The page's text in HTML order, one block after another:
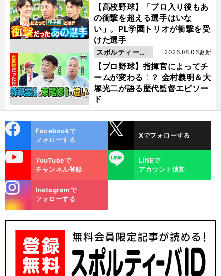
【高校野球】「プロ入り後もあ
の衝撃を超える選手はいな
い」。PL学園トリオが衝撃を受
けた選手
動画
【プロ野球】指揮官によってチ
ームが変わる！？ 金村義明＆大
塚光二が語る歴代監督エピソー
ド
2026.08.06更新
スポルティーバ
動画
ok
Facebookで
フォローする
Xでフォローする
YouTubeで
チャンネル登録
LINE
LINEで
アカウント追加
m
Instagramで
フォローする